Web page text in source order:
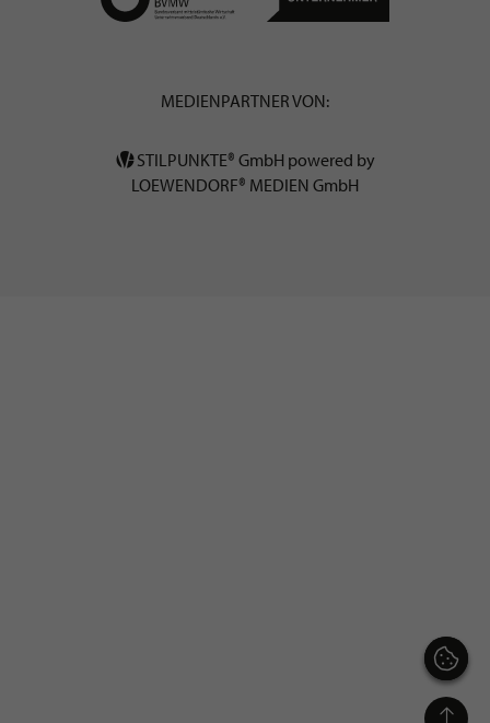
MEDIENPARTNER VON:
STILPUNKTE® GmbH powered by
LOEWENDORF® MEDIEN GmbH